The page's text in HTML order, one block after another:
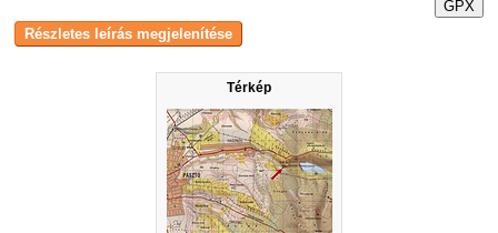
Térkép
GPX